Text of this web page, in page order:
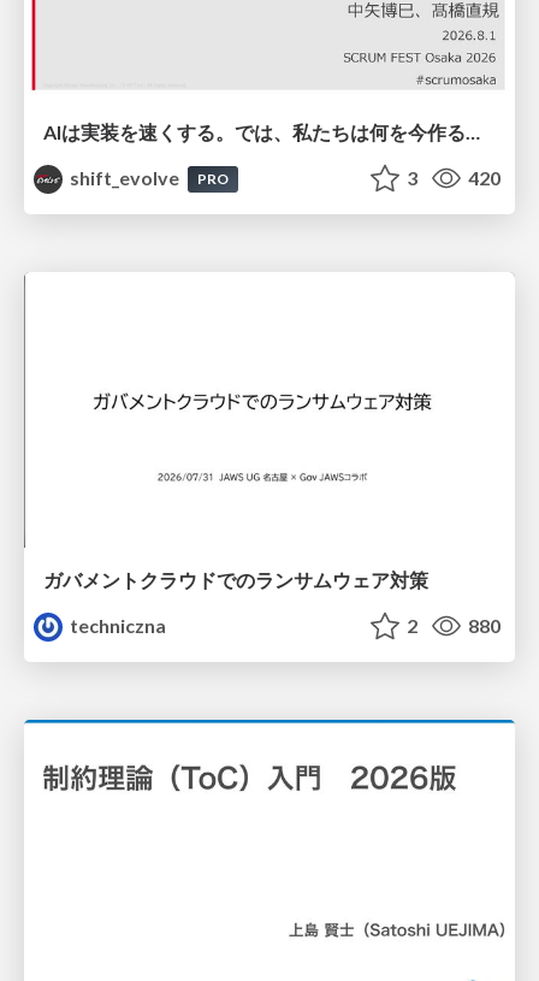
shift_evolve
PRO 3 420
ガバメントクラウドでのランサムウェア対策
techniczna
2 880